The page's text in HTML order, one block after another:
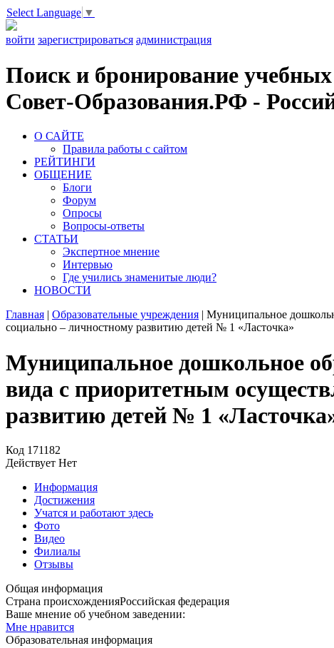
Select Language ▼
войти зарегистрироваться администрация
Поиск и бронирование
Совет-Образования.РФ -
О САЙТЕ
Правила работы с сайтом
РЕЙТИНГИ
ОБЩЕНИЕ
Блоги
Форум
Опросы
Вопросы-ответы
СТАТЬИ
Экспертное мнение
Интервью
Где учились знаменитые люди?
НОВОСТИ
Главная | Образовательные учреждения | Муниципальное
социально – личностному развитию детей № 1 «Ласточка»
Муниципальное дошкольное
вида с приоритетным
развитию детей № 1
Код 171182
Действует Нет
Информация
Достижения
Учатся и работают здесь
Фото
Видео
Филиалы
Отзывы
Общая информация
Страна происхожденияРоссийская федерация
Ваше мнение об учебном заведении:
Мне нравится
Образовательная информация